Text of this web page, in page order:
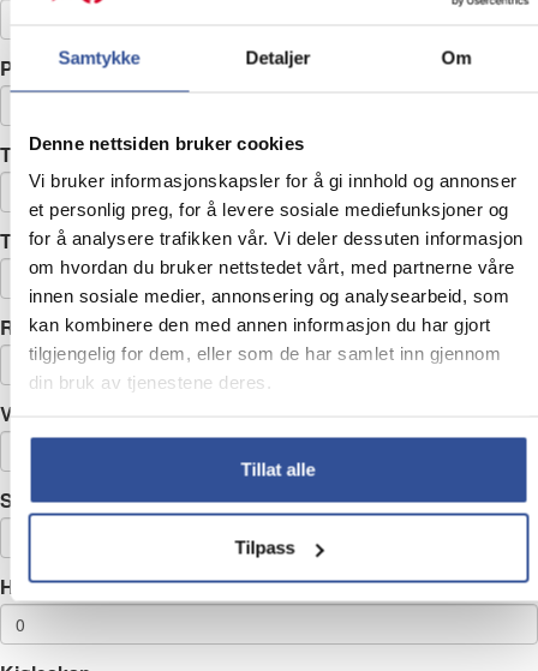
Samtykke Detaljer Om
Denne nettsiden bruker cookies
Vi bruker informasjonskapsler for å gi innhold og annonser
et personlig preg, for å levere sosiale mediefunksjoner og
for å analysere trafikken vår. Vi deler dessuten informasjon
om hvordan du bruker nettstedet vårt, med partnerne våre
innen sosiale medier, annonsering og analysearbeid, som
kan kombinere den med annen informasjon du har gjort
tilgjengelig for dem, eller som de har samlet inn gjennom
din bruk av tjenestene deres.
Tillat alle
Tilpass
PC
Teppe
TV
Radio
Video
Stereoanlegg
Høytalere